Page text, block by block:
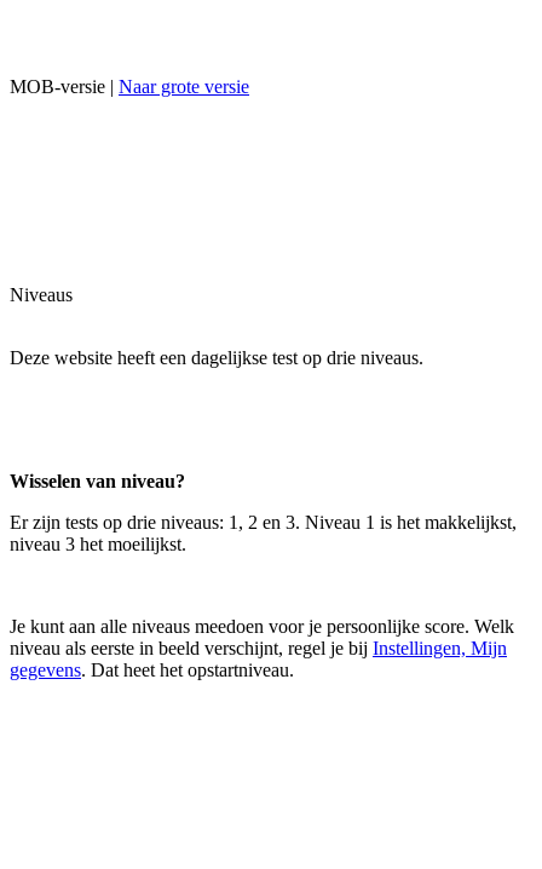
MOB-versie | Naar grote versie
Niveaus
Deze website heeft een dagelijkse test op drie niveaus.
Wisselen van niveau?
Er zijn tests op drie niveaus: 1, 2 en 3. Niveau 1 is het makkelijkst,
niveau 3 het moeilijkst.
Je kunt aan alle niveaus meedoen voor je persoonlijke score. Welk
niveau als eerste in beeld verschijnt, regel je bij Instellingen, Mijn
gegevens. Dat heet het opstartniveau.